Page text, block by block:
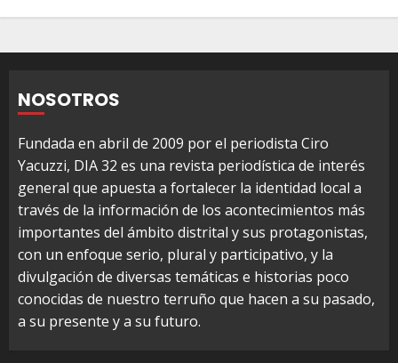
NOSOTROS
Fundada en abril de 2009 por el periodista Ciro
Yacuzzi, DIA 32 es una revista periodística de interés
general que apuesta a fortalecer la identidad local a
través de la información de los acontecimientos más
importantes del ámbito distrital y sus protagonistas,
con un enfoque serio, plural y participativo, y la
divulgación de diversas temáticas e historias poco
conocidas de nuestro terruño que hacen a su pasado,
a su presente y a su futuro.